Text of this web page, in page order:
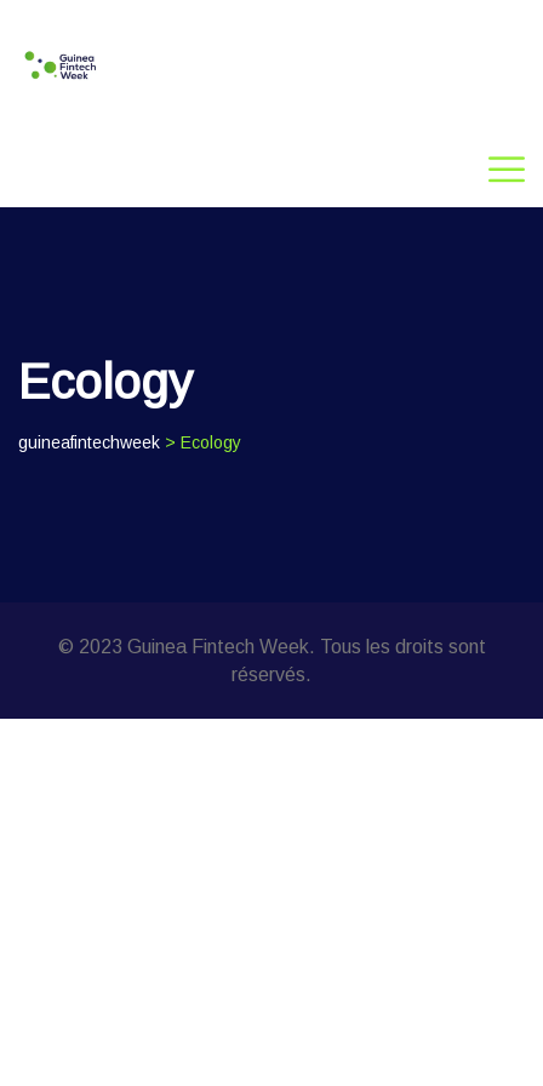
Ecology
guineafintechweek > Ecology
© 2023 Guinea Fintech Week. Tous les droits sont
réservés.